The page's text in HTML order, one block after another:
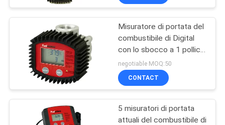
SIAMO
GIRO
DELLA
FABBRICA
CONTROLLO
Misuratore di portata del
combustibile di Digital
con lo sbocco a 1 pollici
dell'entrata
dell'esposizione LCD
negotiable MOQ:50
CONTACT
5 misuratori di portata
attuali del combustibile di